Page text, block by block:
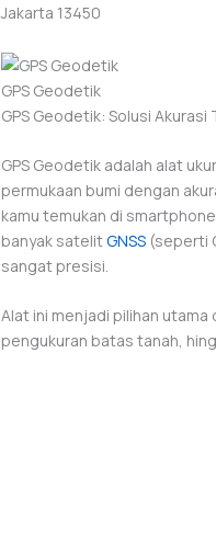
Jakarta 13450
GPS Geodetik
GPS Geodetik: Solusi
GPS Geodetik adalah alat
permukaan bumi dengan
kamu temukan di
banyak satelitGNSS (seperti
sangat presisi.
Alat ini menjadi pilihan
pengukuran batas tanah,